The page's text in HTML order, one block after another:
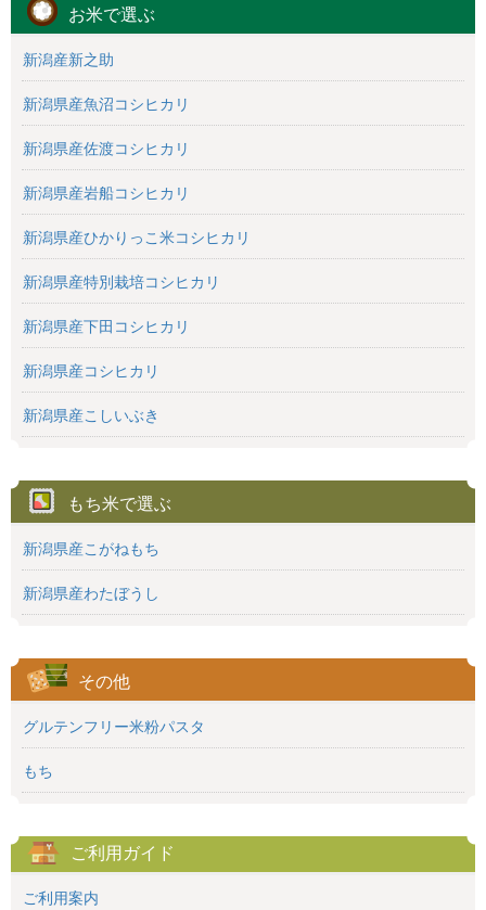
お米で選ぶ
新潟産新之助
新潟県産魚沼コシヒカリ
新潟県産佐渡コシヒカリ
新潟県産岩船コシヒカリ
新潟県産ひかりっこ米コシヒカリ
新潟県産特別栽培コシヒカリ
新潟県産下田コシヒカリ
新潟県産コシヒカリ
新潟県産こしいぶき
もち米で選ぶ
新潟県産こがねもち
新潟県産わたぼうし
その他
グルテンフリー米粉パスタ
もち
ご利用ガイド
ご利用案内